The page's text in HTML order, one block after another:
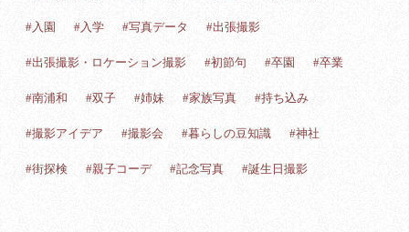
#入園 #入学 #写真データ #出張撮影
#出張撮影・ロケーション撮影 #初節句 #卒園 #卒業
#南浦和 #双子 #姉妹 #家族写真 #持ち込み
#撮影アイデア #撮影会 #暮らしの豆知識 #神社
#街探検 #親子コーデ #記念写真 #誕生日撮影